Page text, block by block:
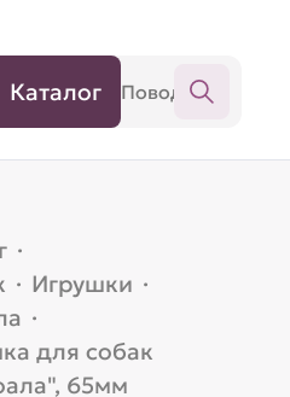
Каталог
·
· Игрушки ·
·
для собак
65мм